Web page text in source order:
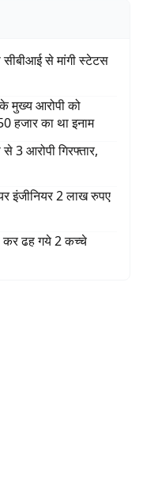
से मांगी स्टेटस
मुख्य आरोपी को
हजार का था इनाम
3 आरोपी गिरफ्तार,
इंजीनियर 2 लाख रुपए
कर ढह गये 2 कच्चे